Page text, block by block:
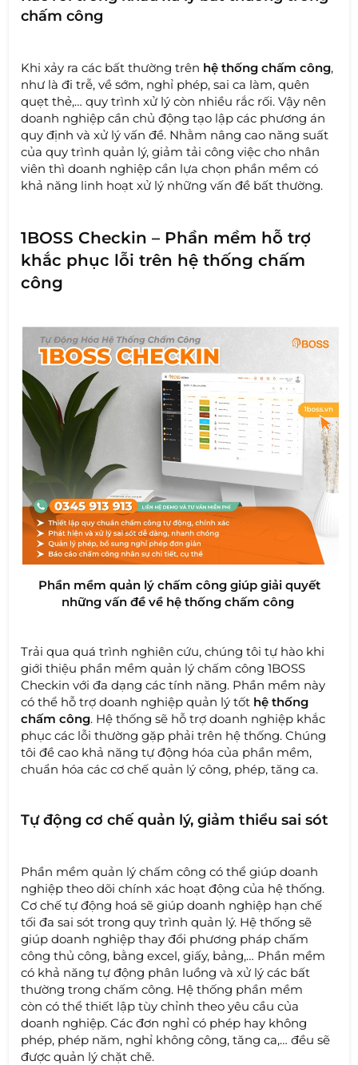
chấm công
Khi xảy ra các bất thường trên hệ thống chấm công,
như là đi trễ, về sớm, nghỉ phép, sai ca làm, quên
quẹt thẻ,… quy trình xử lý còn nhiều rắc rối. Vậy nên
doanh nghiệp cần chủ động tạo lập các phương án
quy định và xử lý vấn đề. Nhằm nâng cao năng suất
của quy trình quản lý, giảm tải công việc cho nhân
viên thì doanh nghiệp cần lựa chọn phần mềm có
khả năng linh hoạt xử lý những vấn đề bất thường.
1BOSS Checkin – Phần mềm hỗ trợ
khắc phục lỗi trên hệ thống chấm
công
Phần mềm quản lý chấm công giúp giải quyết
những vấn đề về hệ thống chấm công
Trải qua quá trình nghiên cứu, chúng tôi tự hào khi
giới thiệu phần mềm quản lý chấm công 1BOSS
Checkin với đa dạng các tính năng. Phần mềm này
có thể hỗ trợ doanh nghiệp quản lý tốt hệ thống
chấm công. Hệ thống sẽ hỗ trợ doanh nghiệp khắc
phục các lỗi thường gặp phải trên hệ thống. Chúng
tôi đề cao khả năng tự động hóa của phần mềm,
chuẩn hóa các cơ chế quản lý công, phép, tăng ca.
Tự động cơ chế quản lý, giảm thiểu sai sót
Phần mềm quản lý chấm công có thể giúp doanh
nghiệp theo dõi chính xác hoạt động của hệ thống.
Cơ chế tự động hoá sẽ giúp doanh nghiệp hạn chế
tối đa sai sót trong quy trình quản lý. Hệ thống sẽ
giúp doanh nghiệp thay đổi phương pháp chấm
công thủ công, bằng excel, giấy, bảng,… Phần mềm
có khả năng tự động phân luồng và xử lý các bất
thường trong chấm công. Hệ thống phần mềm
còn có thể thiết lập tùy chỉnh theo yêu cầu của
doanh nghiệp. Các đơn nghỉ có phép hay không
phép, phép năm, nghỉ không công, tăng ca,… đều sẽ
được quản lý chặt chẽ.